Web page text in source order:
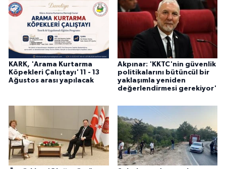
KARK, 'Arama Kurtarma
Köpekleri Çalıştayı' 11 - 13
Ağustos arası yapılacak
Akpınar: 'KKTC'nin güvenlik
politikalarını bütüncül bir
yaklaşımla yeniden
değerlendirmesi gerekiyor'